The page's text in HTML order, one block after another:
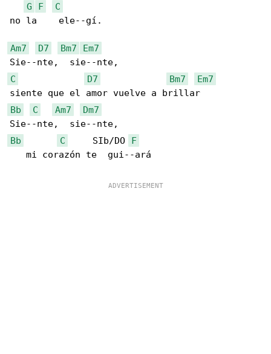
G
F
C
no la    ele--gí.
Am7 D7 Bm7
Em7
C
D7 Bm7
Em7
Bb
C Am7
Dm7
Bb
C
     SIb/DO
F
   mi corazón te  gui--ará